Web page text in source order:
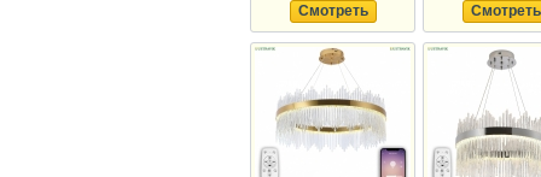
Смотреть Смотреть